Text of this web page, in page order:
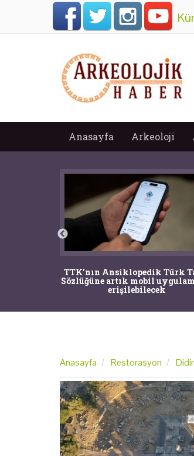
Anasayfa Arkeoloji
TTK'nın Ansiklopedik Türk
Sözlüğüne artık mobil
erişilebilecek
Anasayfa Restorasyon